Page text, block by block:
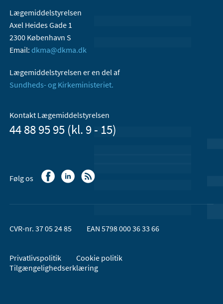
Lægemiddelstyrelsen
Axel Heides Gade 1
2300 København S
Email: dkma@dkma.dk
Lægemiddelstyrelsen er en del af
Sundheds- og Kirkeministeriet.
Kontakt Lægemiddelstyrelsen
44 88 95 95 (kl. 9 - 15)
Følg os
CVR-nr. 37 05 24 85 EAN 5798 000 36 33 66
Privatlivspolitik
Cookie politik
Tilgængelighedserklæring